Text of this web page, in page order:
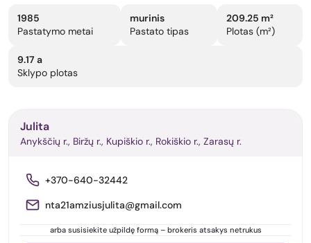
1985
Pastatymo metai
murinis
Pastato tipas
209.25 m²
Plotas (m²)
9.17 a
Sklypo plotas
Julita
Anykščių r., Biržų r., Kupiškio r., Rokiškio r., Zarasų r.
+370-640-32442
nta21amziusjulita@gmail.com
arba susisiekite užpildę formą – brokeris atsakys netrukus